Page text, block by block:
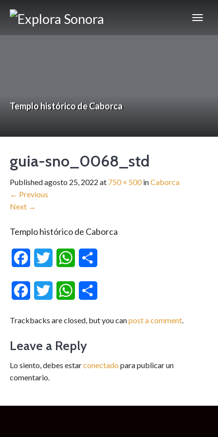
Templo histórico de Caborca
guia-sno_0068_std
Publishedagosto 25, 2022 at 750 × 500inCaborca
← Previous
Next →
Templo histórico de Caborca
FacebookTwitter WhatsApp
FacebookTwitter WhatsApp
Trackbacks are closed, but you canpost a comment
Leave a Reply
Lo siento, debes estarconectado para publicar un
comentario.